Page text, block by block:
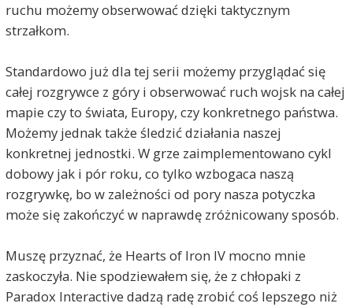
ruchu możemy obserwować dzięki taktycznym
strzałkom.
Standardowo już dla tej serii możemy przyglądać się
całej rozgrywce z góry i obserwować ruch wojsk na całej
mapie czy to świata, Europy, czy konkretnego państwa.
Możemy jednak także śledzić działania naszej
konkretnej jednostki. W grze zaimplementowano cykl
dobowy jak i pór roku, co tylko wzbogaca naszą
rozgrywkę, bo w zależności od pory nasza potyczka
może się zakończyć w naprawdę zróżnicowany sposób.
Muszę przyznać, że Hearts of Iron IV mocno mnie
zaskoczyła. Nie spodziewałem się, że z chłopaki z
Paradox Interactive dadzą radę zrobić coś lepszego niż